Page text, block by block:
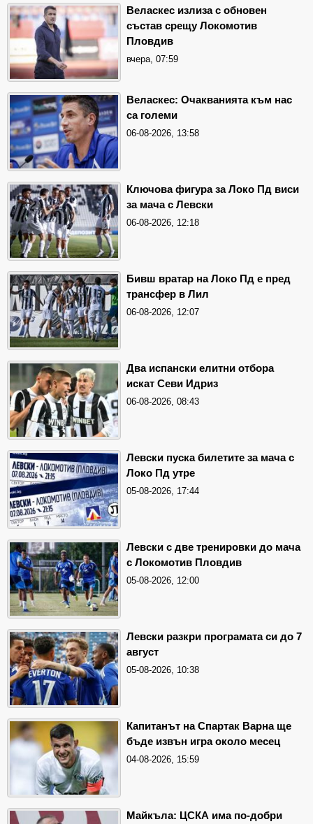
Веласкес излиза с обновен
състав срещу Локомотив
Пловдив
вчера, 07:59
Веласкес: Очакванията към нас
са големи
06-08-2026, 13:58
Ключова фигура за Локо Пд виси
за мача с Левски
06-08-2026, 12:18
Бивш вратар на Локо Пд е пред
трансфер в Лил
06-08-2026, 12:07
Два испански елитни отбора
искат Севи Идриз
06-08-2026, 08:43
Левски пуска билетите за мача с
Локо Пд утре
05-08-2026, 17:44
Левски с две тренировки до мача
с Локомотив Пловдив
05-08-2026, 12:00
Левски разкри програмата си до 7
август
05-08-2026, 10:38
Капитанът на Спартак Варна ще
бъде извън игра около месец
04-08-2026, 15:59
Майкъла: ЦСКА има по-добри